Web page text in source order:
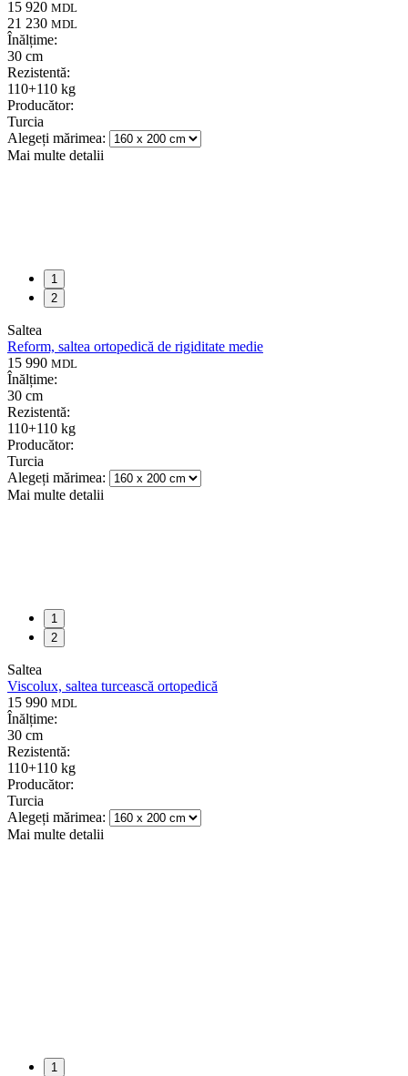
15 920 MDL
21 230 MDL
Înălțime:
30 cm
Rezistentă:
110+110 kg
Producător:
Turcia
Alegeți mărimea:
Mai multe detalii
1
2
Saltea
Reform, saltea ortopedică de rigiditate medie
15 990 MDL
Înălțime:
30 cm
Rezistentă:
110+110 kg
Producător:
Turcia
Alegeți mărimea:
Mai multe detalii
1
2
Saltea
Viscolux, saltea turcească ortopedică
15 990 MDL
Înălțime:
30 cm
Rezistentă:
110+110 kg
Producător:
Turcia
Alegeți mărimea:
Mai multe detalii
1